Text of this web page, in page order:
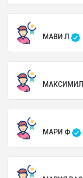
МАВИ Л
МАРИ Ф